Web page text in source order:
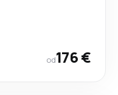
od176 €